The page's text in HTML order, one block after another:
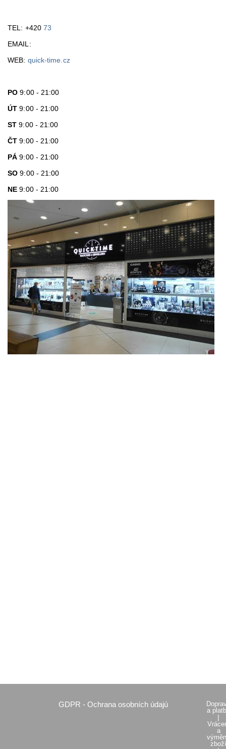
TEL: +420 73
EMAIL:
WEB: quick-time.cz
PO 9:00 - 21:00
ÚT 9:00 - 21:00
ST 9:00 - 21:00
ČT 9:00 - 21:00
PÁ 9:00 - 21:00
SO 9:00 - 21:00
NE 9:00 - 21:00
GDPR - Ochrana osobních údajú
a
|
a
zboží